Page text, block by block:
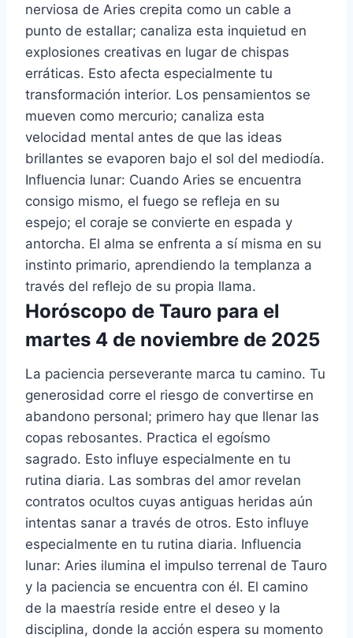
nerviosa de Aries crepita como un cable a
punto de estallar; canaliza esta inquietud en
explosiones creativas en lugar de chispas
erráticas. Esto afecta especialmente tu
transformación interior. Los pensamientos se
mueven como mercurio; canaliza esta
velocidad mental antes de que las ideas
brillantes se evaporen bajo el sol del mediodía.
Influencia lunar: Cuando Aries se encuentra
consigo mismo, el fuego se refleja en su
espejo; el coraje se convierte en espada y
antorcha. El alma se enfrenta a sí misma en su
instinto primario, aprendiendo la templanza a
través del reflejo de su propia llama.
Horóscopo de Tauro para el
martes 4 de noviembre de 2025
La paciencia perseverante marca tu camino. Tu
generosidad corre el riesgo de convertirse en
abandono personal; primero hay que llenar las
copas rebosantes. Practica el egoísmo
sagrado. Esto influye especialmente en tu
rutina diaria. Las sombras del amor revelan
contratos ocultos cuyas antiguas heridas aún
intentas sanar a través de otros. Esto influye
especialmente en tu rutina diaria. Influencia
lunar: Aries ilumina el impulso terrenal de Tauro
y la paciencia se encuentra con él. El camino
de la maestría reside entre el deseo y la
disciplina, donde la acción espera su momento